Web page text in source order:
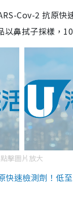
Cov-2 抗原快
鼻拭子採樣，
點擊圖片放大
速檢測劑！低